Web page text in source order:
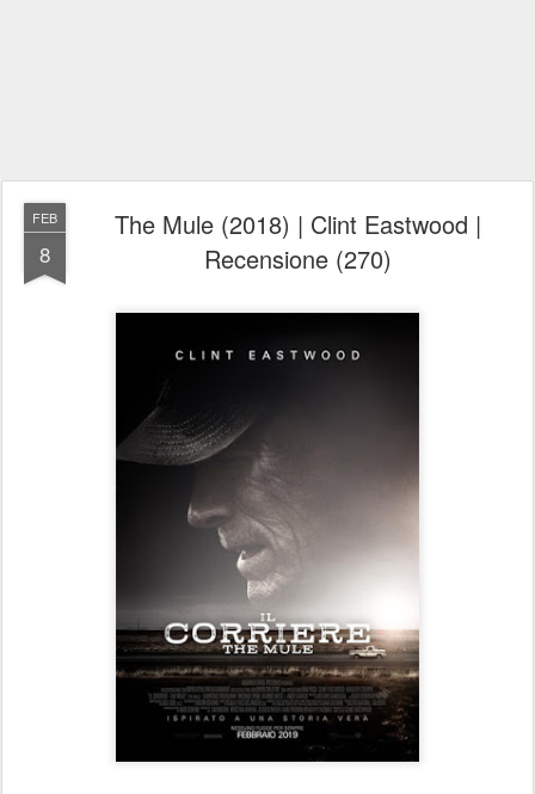
FEB
8
The Mule (2018) | Clint Eastwood |
Recensione (270)